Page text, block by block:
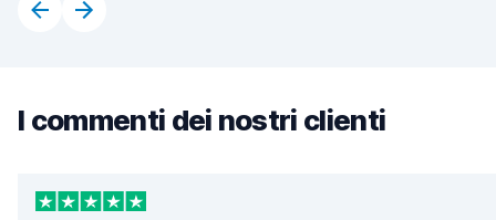
I commenti dei nostri clienti